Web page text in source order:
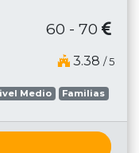
60 - 70
3.38 / 5
Medio Familias